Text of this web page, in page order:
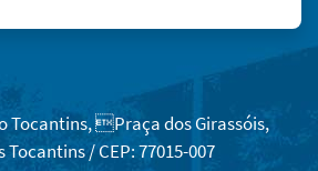
Tocantins, Praça dos Girassóis,
/ CEP: 77015-007